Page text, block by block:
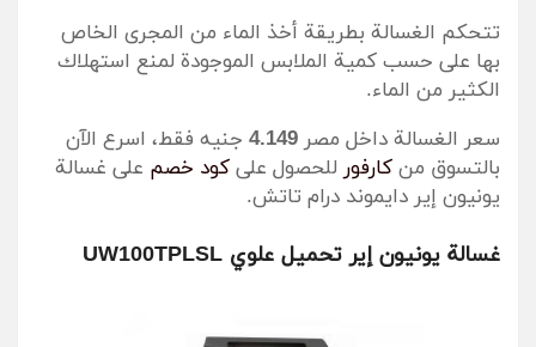
تتحكم الغسالة بطريقة أخذ الماء من المجرى الخاص
بها على حسب كمية الملابس الموجودة لمنع استهلاك
الكثير من الماء.
سعر الغسالة داخل مصر 4.149 جنيه فقط، اسرع الآن
بالتسوق من كارفور للحصول على كود خصم على غسالة
يونيون إير دايموند درام تاتش.
غسالة يونيون إير تحميل علوي UW100TPLSL